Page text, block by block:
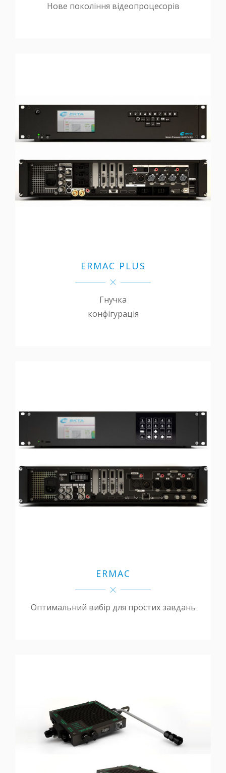
Нове покоління відеопроцесорів
ERMAC PLUS
Гнучка
конфігурація
ERMAC
Оптимальний вибір для простих завдань